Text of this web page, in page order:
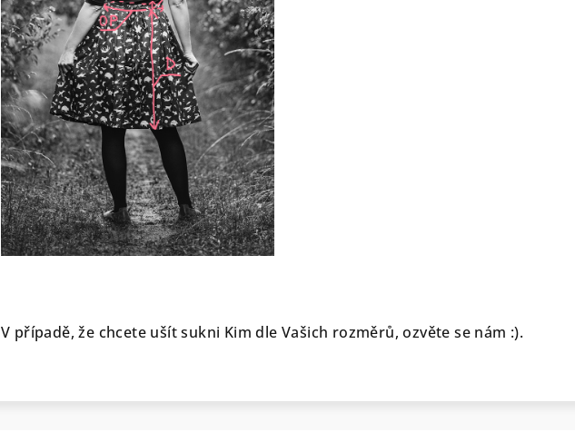
V případě, že chcete ušít sukni Kim dle Vašich rozměrů, ozvěte se nám :).